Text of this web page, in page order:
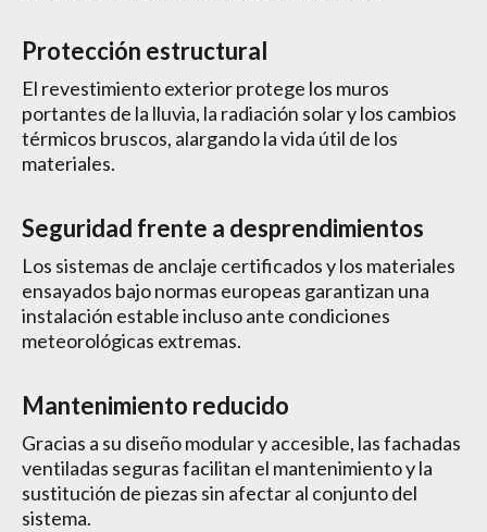
Protección estructural
El revestimiento exterior protege los muros
portantes de la lluvia, la radiación solar y los cambios
térmicos bruscos, alargando la vida útil de los
materiales.
Seguridad frente a desprendimientos
Los sistemas de anclaje certificados y los materiales
ensayados bajo normas europeas garantizan una
instalación estable incluso ante condiciones
meteorológicas extremas.
Mantenimiento reducido
Gracias a su diseño modular y accesible, las fachadas
ventiladas seguras facilitan el mantenimiento y la
sustitución de piezas sin afectar al conjunto del
sistema.